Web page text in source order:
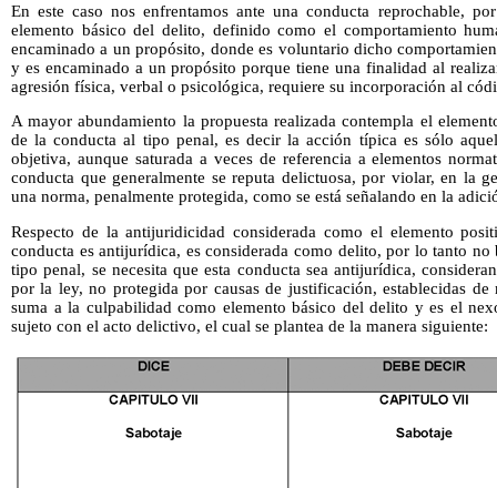
En este caso nos enfrentamos ante una conducta reprochable,
elemento básico del delito, definido como el comportamiento
encaminado a un propósito, donde es voluntario dicho
y es encaminado a un propósito porque tiene una finalidad al
agresión física, verbal o psicológica, requiere su incorporación al
A mayor abundamiento la propuesta realizada contempla el
de la conducta al tipo penal, es decir la acción típica es sólo
objetiva, aunque saturada a veces de referencia a elementos
conducta que generalmente se reputa delictuosa, por violar, en la
una norma, penalmente protegida, como se está señalando en la
Respecto de la antijuridicidad considerada como el elemento
conducta es antijurídica, es considerada como delito, por lo tanto no
tipo penal, se necesita que esta conducta sea antijurídica,
por la ley, no protegida por causas de justificación, establecidas de
suma a la culpabilidad como elemento básico del delito y es el
sujeto con el acto delictivo, el cual se plantea de la manera siguiente: